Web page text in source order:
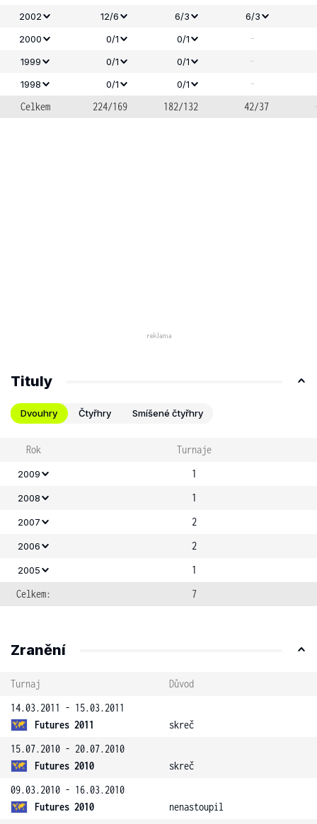
2002
12/6 6/3
6/3
2000
0/1 0/1 -
1999 0/1 0/1 -
1998 0/1 0/1
-
Celkem
224/169 182/132 42/37
Tituly
Dvouhry Čtyřhry Smíšené čtyřhry
Rok Turnaje
2009 1
2008 1
2007 2
2006 2
2005
1
Celkem:
7
Zranění
Turnaj
Důvod
14.03.2011 - 15.03.2011
Futures 2011
skreč
15.07.2010 - 20.07.2010
Futures 2010
skreč
09.03.2010 - 16.03.2010
Futures 2010
nenastoupil